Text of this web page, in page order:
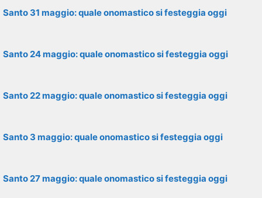
Santo 31 maggio: quale onomastico si festeggia oggi
Santo 24 maggio: quale onomastico si festeggia oggi
Santo 22 maggio: quale onomastico si festeggia oggi
Santo 3 maggio: quale onomastico si festeggia oggi
Santo 27 maggio: quale onomastico si festeggia oggi